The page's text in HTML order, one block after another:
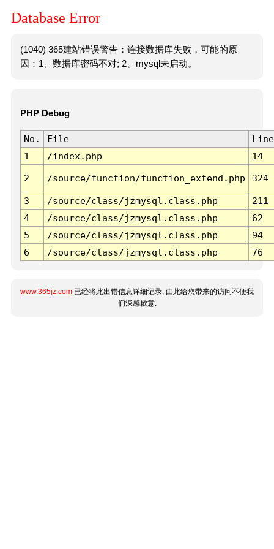
Database Error
(1040) 365建站错误警告：连接数据库失败，可能的原
因：1、数据库密码不对; 2、mysql未启动。
PHP Debug
No. File
Line
1
/index.php 14
2 /source/function/function_extend.php 324
3 /source/class/jzmysql.class.php
211
4
/source/class/jzmysql.class.php
62
5
/source/class/jzmysql.class.php
94
6
/source/class/jzmysql.class.php 76
www.365jz.com 已经将此出错信息详细记录, 由此给您带来的访问不便我
们深感歉意.